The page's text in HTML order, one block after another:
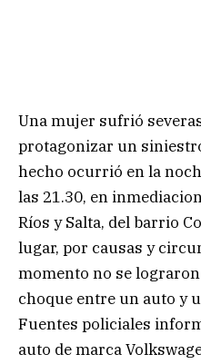
Una mujer sufrió
protagonizar un
hecho ocurrió en la
las 21.30, en
Ríos y Salta, del barrio
lugar, por causas y
momento no se
choque entre un auto y
Fuentes policiales
auto de marca